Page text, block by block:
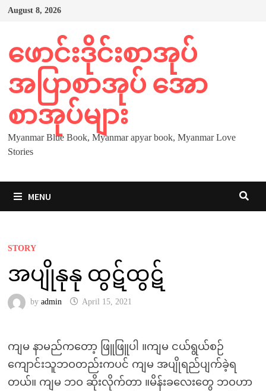
Skip
August 8, 2026
ဖောင်းဒိုင်းစာအုပ်
အပြာစာအုပ် အော
စာအုပ်များ
Myanmar Blue Book, Myanmar apyar book, Myanmar Love
Stories
MENU
STORY
အပျိုနုနု ထွဋ်ထွဋ်
by admin April 15, 2021
ကျမ နာမည်ကတော့ ဖြူဖြူပါ ။ကျမ ငယ်ရွယ်စဉ်
ကျောင်းသူဘဝတည်းကပင် ကျမ အပျိုရည်ပျက်ခဲ့ရ
တယ်။ ကျမ ဘဝ ဆိုးလိုက်တာ ။မိန်းခလေးတွေ ဘဝဟာ